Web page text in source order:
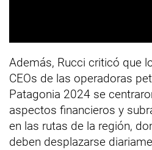
Además, Rucci criticó que
CEOs de las operadoras
Patagonia 2024 se
aspectos financieros y
en las rutas de la región,
deben desplazarse